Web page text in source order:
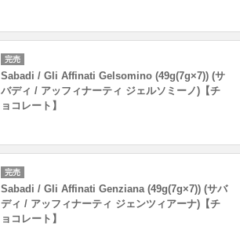
完売
Sabadi / Gli Affinati Gelsomino (49g(7g×7)) (サ
バディ / アッフィナーティ ジェルソミーノ)【チ
ョコレート】
完売
Sabadi / Gli Affinati Genziana (49g(7g×7)) (サバ
ディ / アッフィナーティ ジェンツィアーナ)【チ
ョコレート】